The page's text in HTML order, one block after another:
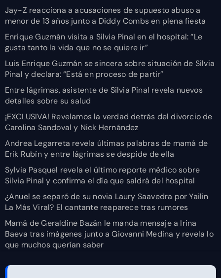
Jay-Z reacciona a acusaciones de supuesto abuso a
menor de 13 años junto a Diddy Combs en plena fiesta
Enrique Guzmán visita a Silvia Pinal en el hospital: “Le
gusta tanto la vida que no se quiere ir”
Luis Enrique Guzmán se sincera sobre situación de Silvia
Pinal y declara: “Está en proceso de partir”
Entre lágrimas, asistente de Silvia Pinal revela nuevos
detalles sobre su salud
¡EXCLUSIVA! Revelamos la verdad detrás del divorcio de
Carolina Sandoval y Nick Hernández
Andrea Legarreta revela últimas palabras de mamá de
Erik Rubín y entre lágrimas se despide de ella
Sylvia Pasquel revela el último reporte médico sobre
Silvia Pinal y confirma el día que saldrá del hospital
¿Anuel se separó de su novia Laury Saavedra por Yailin
La Más Viral? El cantante reaparece tras rumores
Mamá de Geraldine Bazán le manda mensaje a Irina
Baeva tras imágenes junto a Giovanni Medina y revela lo
que muchos querían saber